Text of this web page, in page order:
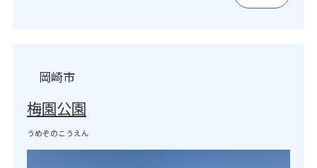
岡崎市
梅園公園
うめぞのこうえん